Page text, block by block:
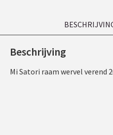
Beschrijving
Mi Satori raam wervel verend